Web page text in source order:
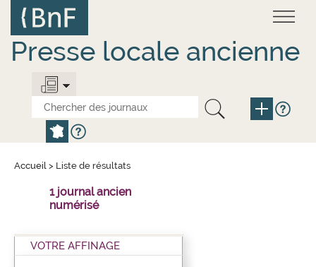
contenu
principal
Presse locale ancienne
Accueil > Liste de résultats
1 journal ancien
numérisé
VOTRE AFFINAGE
Panneau de gestion des cookies